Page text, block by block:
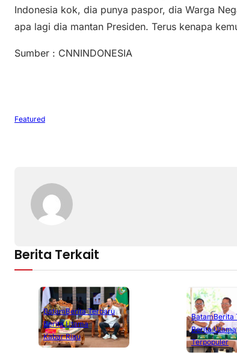
Indonesia kok, dia punya paspor, dia Warga
apa lagi dia mantan Presiden. Terus kenapa
Sumber : CNNINDONESIA
Featured
Berita Terkait
BatamBerita Terbaru
Berita Utama
Kabar Riau
BatamBerita
Berita Utama
Terpopuler